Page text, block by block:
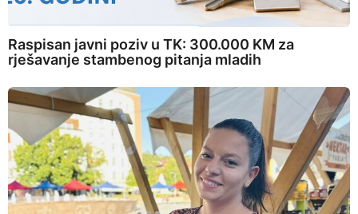
Raspisan javni poziv u TK: 300.000 KM za
rješavanje stambenog pitanja mladih